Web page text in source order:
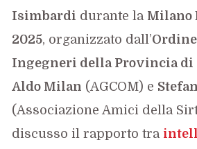
Isimbardi durante la Milano
2025, organizzato dall’
Ingegneri della Provincia di
Aldo Milan (AGCOM) e
(Associazione Amici della
discusso il rapporto tra